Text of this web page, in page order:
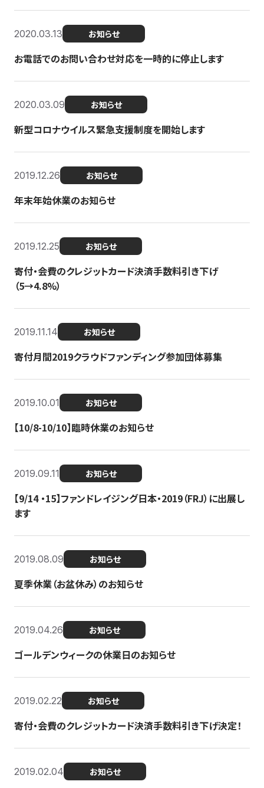
2020.03.13 お知らせ
お電話でのお問い合わせ対応を一時的に停止します
2020.03.09 お知らせ
新型コロナウイルス緊急支援制度を開始します
2019.12.26 お知らせ
年末年始休業のお知らせ
2019.12.25 お知らせ
寄付・会費のクレジットカード決済手数料引き下げ
（5→4.8%）
2019.11.14 お知らせ
寄付月間2019クラウドファンディング参加団体募集
2019.10.01 お知らせ
【10/8-10/10】臨時休業のお知らせ
2019.09.11 お知らせ
【9/14 ・15】ファンドレイジング日本・2019（FRJ）に出展し
ます
2019.08.09 お知らせ
夏季休業（お盆休み）のお知らせ
2019.04.26 お知らせ
ゴールデンウィークの休業日のお知らせ
2019.02.22 お知らせ
寄付・会費のクレジットカード決済手数料引き下げ決定！
2019.02.04 お知らせ